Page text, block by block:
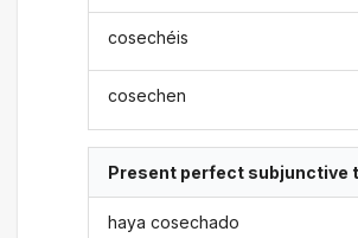
cosechéis
cosechen
Present perfect subjunctive
haya cosechado